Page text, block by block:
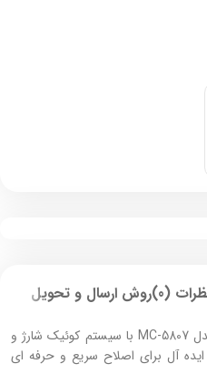
(0) روش ارسال و تحویل
ماشین اصلاح حرفه ای مک استایلر مدل MC-5807 با سیستم کوئیک شارژ و
ایده‌ آل برای اصلاح سریع و حرفه‌ ای